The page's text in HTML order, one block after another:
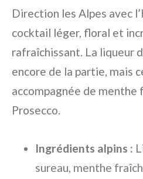
Direction les Alpes avec
cocktail léger, floral et
rafraîchissant. La liqueur
encore de la partie, mais
accompagnée de menthe
Prosecco.
Ingrédients alpins :
sureau, menthe